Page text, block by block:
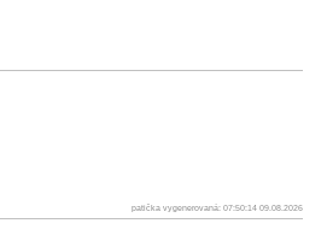
patička vygenerovaná: 07:50:14 09.08.2026